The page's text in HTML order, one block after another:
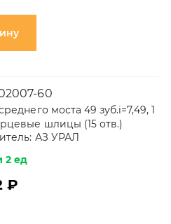
60
моста 49 зуб.i=7,49, 1
шлицы (15 отв.)
АЗ УРАЛ
2 ед
₽